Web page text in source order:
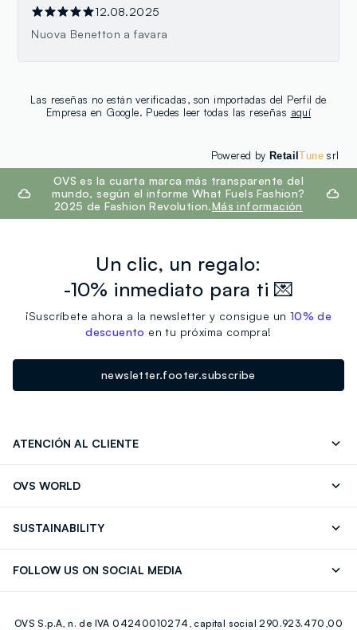
12.08.2025
Nuova Benetton a favara
Las reseñas no están verificadas, son importadas del Perfil de
Empresa en Google. Puedes leer todas las reseñas aquí
Powered by RetailTunesrl
footer.ariatitleOVS es la cuarta marca más transparente del
mundo, según el informe What Fuels Fashion?
2025 de Fashion Revolution.Más información
Un clic, un regalo:
-10% inmediato para ti 💌
¡Suscríbete ahora a la newsletter y consigue un 10% de
descuento en tu próxima compra!
newsletter.footer.subscribe
ATENCIÓN AL CLIENTE
OVS WORLD
SUSTAINABILITY
FOLLOW US ON SOCIAL MEDIA
Youtube Linkedin
OVS S.p.A, n. de IVA 04240010274, capital social 290.923.470,00